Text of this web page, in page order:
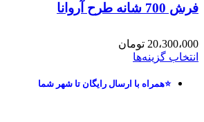
فرش 700 شانه طرح آروانا
20،300،000 تومان
انتخاب گزینه‌ها
⭐همراه با ارسال رایگان تا شهر شما